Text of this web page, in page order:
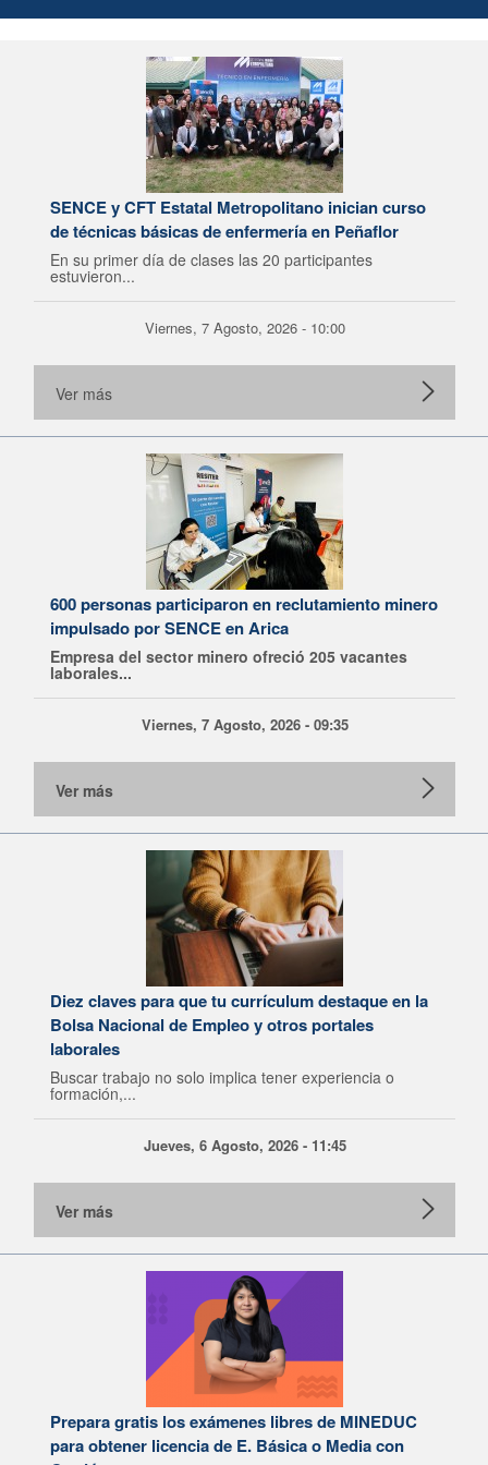
SENCE y CFT Estatal Metropolitano inician curso
de técnicas básicas de enfermería en Peñaflor
En su primer día de clases las 20 participantes
estuvieron...
Viernes, 7 Agosto, 2026 - 10:00
Ver más
600 personas participaron en reclutamiento minero
impulsado por SENCE en Arica
Empresa del sector minero ofreció 205 vacantes
laborales...
Viernes, 7 Agosto, 2026 - 09:35
Ver más
Diez claves para que tu currículum destaque en la
Bolsa Nacional de Empleo y otros portales
laborales
Buscar trabajo no solo implica tener experiencia o
formación,...
Jueves, 6 Agosto, 2026 - 11:45
Ver más
Prepara gratis los exámenes libres de MINEDUC
para obtener licencia de E. Básica o Media con